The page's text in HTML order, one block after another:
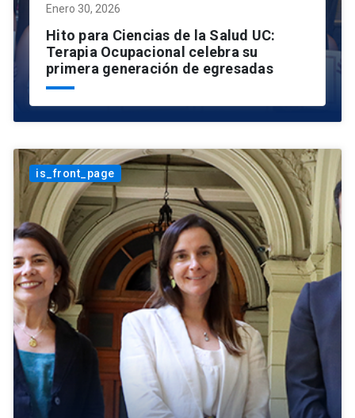
Enero 30, 2026
Hito para Ciencias de la Salud UC:
Terapia Ocupacional celebra su
primera generación de egresadas
is_front_page